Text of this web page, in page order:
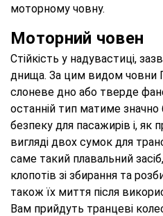
моторному човну.
Моторний човен
Стійкість у надувастиці,
днища. За цим видом човни
слоневе дно або тверде
останній тип матиме значно
безпеку для пасажирів і, як
вигляді двох сумок для
саме такий плавальний
клопотів зі збирання та
також їх миття після
Вам прийдуть транцеві